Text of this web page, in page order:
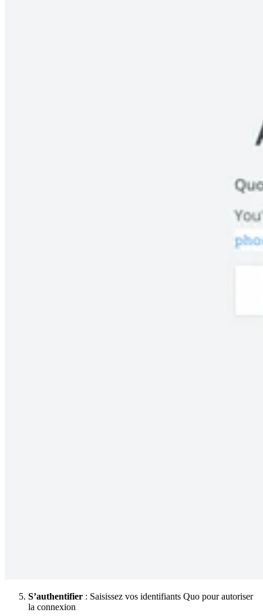
S’authentifier : Saisissez vos identifiants Quo pour autoriser
la connexion